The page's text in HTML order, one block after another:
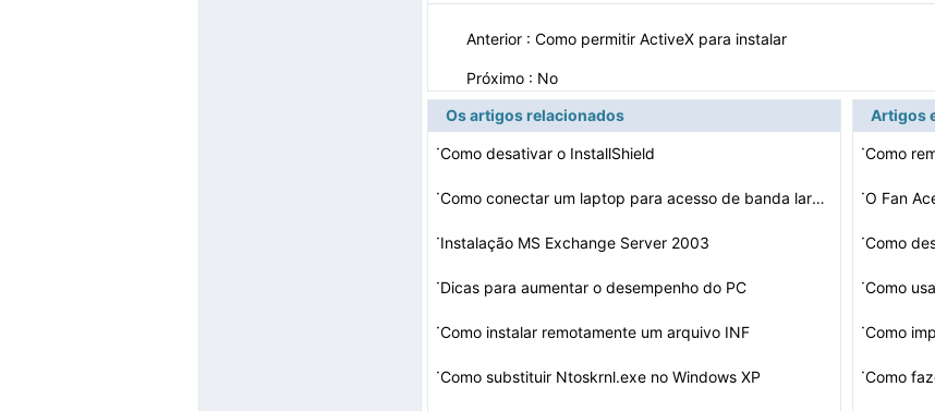
Anterior : Como permitir ActiveX para instalar
Próximo : No
Os artigos relacionados
·Como desativar o InstallShield
· Como conectar um laptop para acesso de banda larga
·Instalação MS Exchange Server 2003
·Dicas para aumentar o desempenho do PC
·Como instalar remotamente um arquivo INF
·Como substituir Ntoskrnl.exe no Windows XP
Artigos
·Como
·
·Como
·Como
·Como
·Como